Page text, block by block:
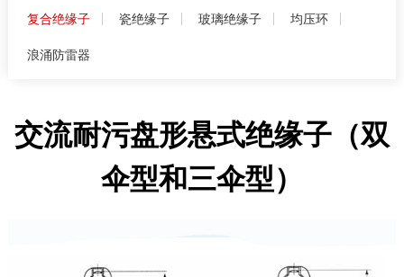
复合绝缘子 瓷绝缘子 玻璃绝缘子 均压环
浪涌防雷器
交流耐污盘形悬式绝缘子（双
伞型和三伞型）